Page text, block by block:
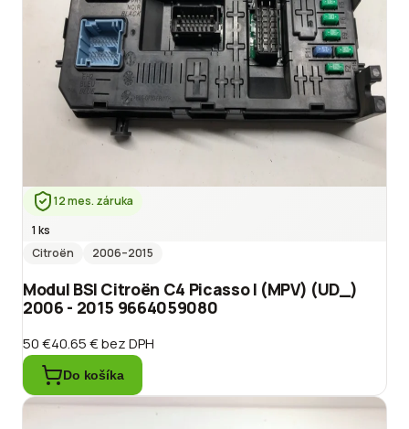
12 mes. záruka
1 ks
Citroën
2006–2015
Modul BSI Citroën C4 Picasso I (MPV) (UD_)
2006 - 2015 9664059080
50 €40.65 €bez DPH
Do košíka